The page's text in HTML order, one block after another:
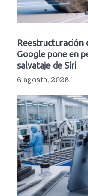
Reestructuración
Google pone en
salvataje de Siri
6 agosto, 2026